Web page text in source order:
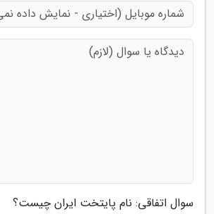
سوال اتفاقی: نام پایتخت ایران چیست؟